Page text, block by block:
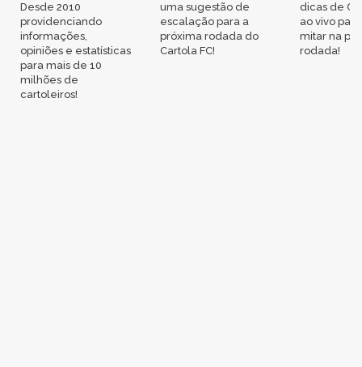
Desde 2010
providenciando
informações,
opiniões e estatísticas
para mais de 10
milhões de
cartoleiros!
uma sugestão de
escalação para a
próxima rodada do
Cartola FC!
dicas de
ao vivo
mitar na
rodada!